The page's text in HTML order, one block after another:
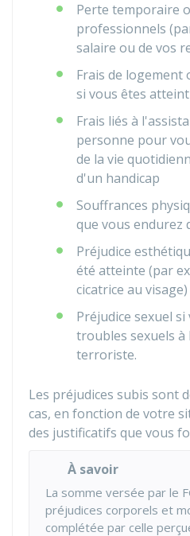
Perte temporaire
professionnels
salaire ou de vos
Frais de logement
si vous êtes
Frais liés à
personne pour
de la vie
d'un handicap
Souffrances
que vous endurez
Préjudice
été atteinte (par
cicatrice au visage)
Préjudice sexuel
troubles sexuels à
terroriste.
Les préjudices subis sont
cas, en fonction de votre
des justificatifs que vous
À savoir
La somme versée par le
préjudices corporels et
complétée par celle